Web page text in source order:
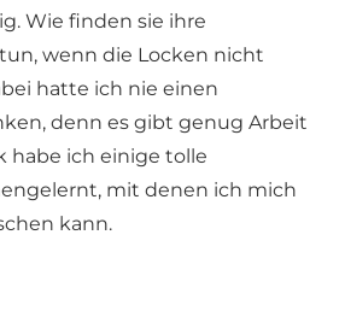
Wie finden sie ihre
wenn die Locken nicht
hatte ich nie einen
denn es gibt genug Arbeit
habe ich einige tolle
mit denen ich mich
kann.